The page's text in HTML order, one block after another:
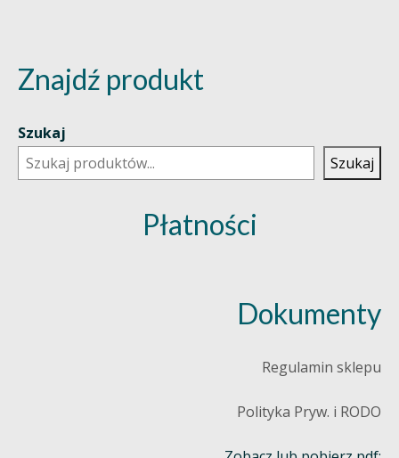
Znajdź produkt
Szukaj
Szukaj
Płatności
Dokumenty
Regulamin sklepu
Polityka Pryw. i RODO